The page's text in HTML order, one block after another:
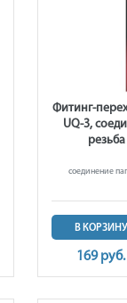
Фитинг-
UQ-3,
соединение
В КОРЗИНУ
169 руб.